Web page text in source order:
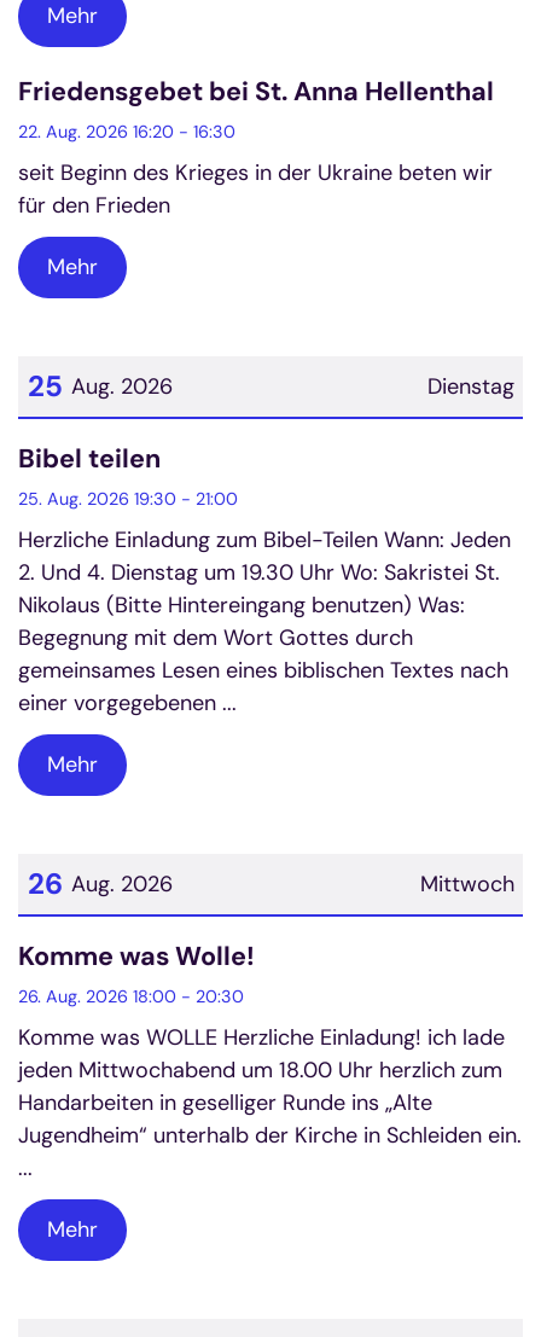
Mehr
Friedensgebet bei St. Anna Hellenthal
22. Aug. 2026 16:20 - 16:30
seit Beginn des Krieges in der Ukraine beten wir
für den Frieden
Mehr
Dienstag
25 Aug. 2026
Datum: 25. August 2026
Bibel teilen
25. Aug. 2026 19:30 - 21:00
Herzliche Einladung zum Bibel-Teilen Wann: Jeden
2. Und 4. Dienstag um 19.30 Uhr Wo: Sakristei St.
Nikolaus (Bitte Hintereingang benutzen) Was:
Begegnung mit dem Wort Gottes durch
gemeinsames Lesen eines biblischen Textes nach
einer vorgegebenen ...
Mehr
Mittwoch
26 Aug. 2026
Datum: 26. August 2026
Komme was Wolle!
26. Aug. 2026 18:00 - 20:30
Komme was WOLLE Herzliche Einladung! ich lade
jeden Mittwochabend um 18.00 Uhr herzlich zum
Handarbeiten in geselliger Runde ins „Alte
Jugendheim“ unterhalb der Kirche in Schleiden ein.
...
Mehr